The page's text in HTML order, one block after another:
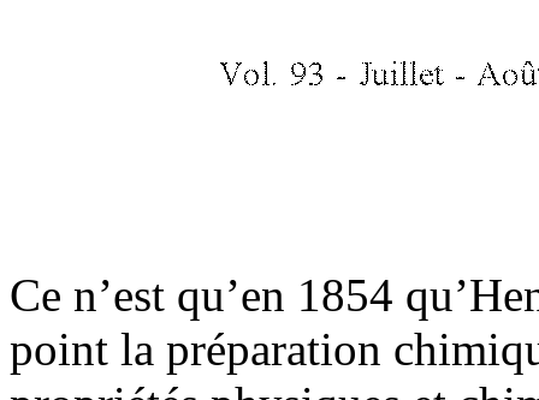
Ce n’est qu’en 1854
point la préparation